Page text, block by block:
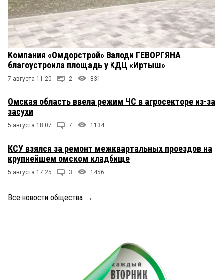
Компания «Омдорстрой» Валоди ГЕВОРГЯНА
благоустроила площадь у КДЦ «Иртыш»
7 августа 11:20 2 831
Омская область ввела режим ЧС в агросекторе из-за
засухи
5 августа 18:07 7 1134
КСУ взялся за ремонт межквартальных проездов на
крупнейшем омском кладбище
5 августа 17:25 3 1456
Все новости общества →